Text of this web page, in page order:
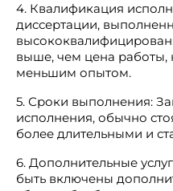
4. Квалификация
диссертации,
выше, чем цена работы,
меньшим опытом.
5. Сроки выполнения:
исполнения, обычно
более длительными и
6. Дополнительные
быть включены